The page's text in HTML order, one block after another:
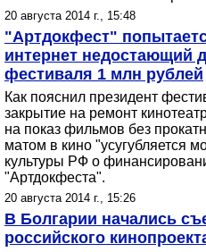
20 августа 2014 г., 15:48
"Артдокфест"
интернет недостающий
фестиваля 1 млн рублей
Как пояснил президент
закрытие на ремонт
на показ фильмов без
матом в кино "усугубляется
культуры РФ о
"Артдокфеста".
20 августа 2014 г., 15:26
В Болгарии начались
российского